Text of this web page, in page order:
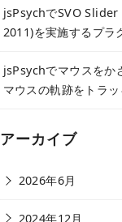
jsPsychでSVO
2011)を実施するプラ
jsPsychでマウスをか
マウスの軌跡をトラ
アーカイブ
2026年6月
2024年12月